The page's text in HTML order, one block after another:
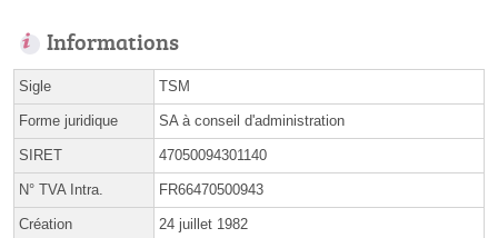
Informations
Sigle TSM
Forme juridique SA à conseil d'administration
SIRET 47050094301140
N° TVA Intra. FR66470500943
Création 24 juillet 1982